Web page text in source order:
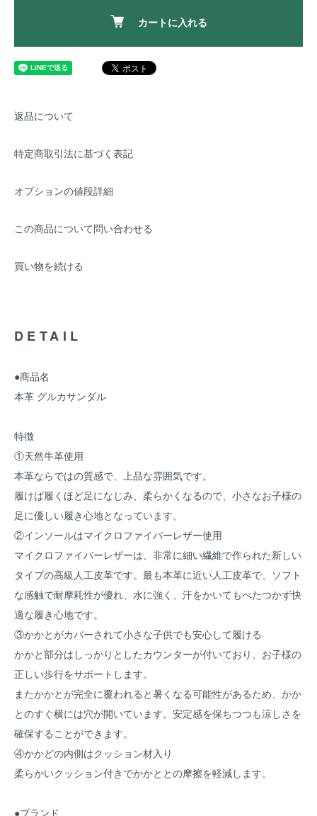
カートに入れる
返品について
特定商取引法に基づく表記
オプションの値段詳細
この商品について問い合わせる
買い物を続ける
DETAIL
●商品名
本革 グルカサンダル
特徴
①天然牛革使用
本革ならではの質感で、上品な雰囲気です。
履けば履くほど足になじみ、柔らかくなるので、小さなお子様の
足に優しい履き心地となっています。
②インソールはマイクロファイバーレザー使用
マイクロファイバーレザーは、非常に細い繊維で作られた新しい
タイプの高級人工皮革です。最も本革に近い人工皮革で、ソフト
な感触で耐摩耗性が優れ、水に強く、汗をかいてもべたつかず快
適な履き心地です。
③かかとがカバーされて小さな子供でも安心して履ける
かかと部分はしっかりとしたカウンターが付いており、お子様の
正しい歩行をサポートします。
またかかとが完全に覆われると暑くなる可能性があるため、かか
とのすぐ横には穴が開いています。安定感を保ちつつも涼しさを
確保することができます。
④かかどの内側はクッション材入り
柔らかいクッション付きでかかととの摩擦を軽減します。
●ブランド